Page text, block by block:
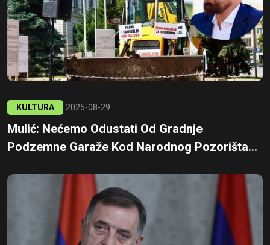
KULTURA 2025-08-29
Mulić: Nećemo Odustati Od Gradnje
Podzemne Garaže Kod Narodnog Pozorišta...